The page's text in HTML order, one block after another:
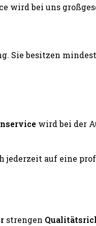
Sie besitzen
wird bei der
strengen